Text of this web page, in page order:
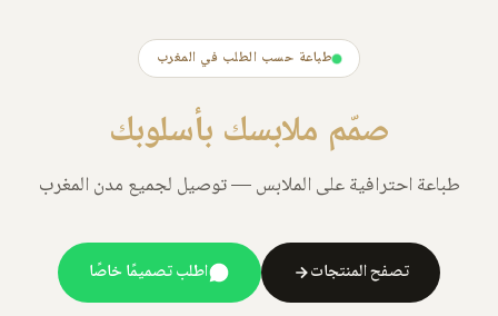
طباعة حسب الطلب في المغرب
صمّم ملابسك بأسلوبك
طباعة احترافية على الملابس — توصيل لجميع مدن المغرب
تصفح المنتجات اطلب تصميمًا خاصًا